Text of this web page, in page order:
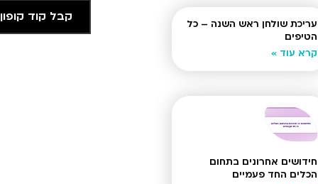
עריכת שולחן ראש השנה – כל
הטיפים
קרא עוד »
חידושים אחרונים בתחום
הכלים החד פעמיים
קבל קוד